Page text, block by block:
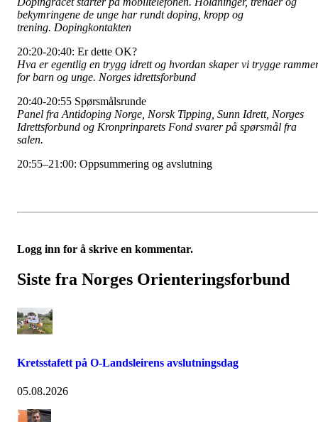
bekymringene de unge har rundt doping, kropp og
trening. Dopingkontakten
20:20-20:40: Er dette OK?
Hva er egentlig en trygg idrett og hvordan skaper vi trygge
for barn og unge. Norges idrettsforbund
20:40-20:55 Spørsmålsrunde
Panel fra Antidoping Norge, Norsk Tipping, Sunn Idrett, Norges
Idrettsforbund og Kronprinparets Fond svarer på spørsmål fra
salen.
20:55–21:00: Oppsummering og avslutning
Logg inn for å skrive en kommentar.
Siste fra Norges Orienteringsforbund
Kretsstafett på O-Landsleirens avslutningsdag
05.08.2026